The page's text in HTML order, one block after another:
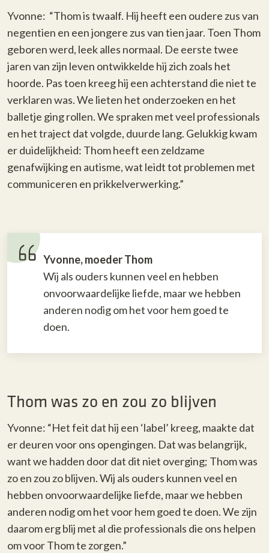
Yvonne: “Thom is twaalf. Hij heeft een oudere zus van
negentien en een jongere zus van tien jaar. Toen Thom
geboren werd, leek alles normaal. De eerste twee
jaren van zijn leven ontwikkelde hij zich zoals het
hoorde. Pas toen kreeg hij een achterstand die niet te
verklaren was. We lieten het onderzoeken en het
balletje ging rollen. We spraken met veel professionals
en het traject dat volgde, duurde lang. Gelukkig kwam
er duidelijkheid: Thom heeft een zeldzame
genafwijking en autisme, wat leidt tot problemen met
communiceren en prikkelverwerking.”
Yvonne, moeder Thom
Wij als ouders kunnen veel en hebben
onvoorwaardelijke liefde, maar we hebben
anderen nodig om het voor hem goed te
doen.
Thom was zo en zou zo blijven
Yvonne: “Het feit dat hij een ‘label’ kreeg, maakte dat
er deuren voor ons opengingen. Dat was belangrijk,
want we hadden door dat dit niet overging; Thom was
zo en zou zo blijven. Wij als ouders kunnen veel en
hebben onvoorwaardelijke liefde, maar we hebben
anderen nodig om het voor hem goed te doen. We zijn
daarom erg blij met al die professionals die ons helpen
om voor Thom te zorgen.”